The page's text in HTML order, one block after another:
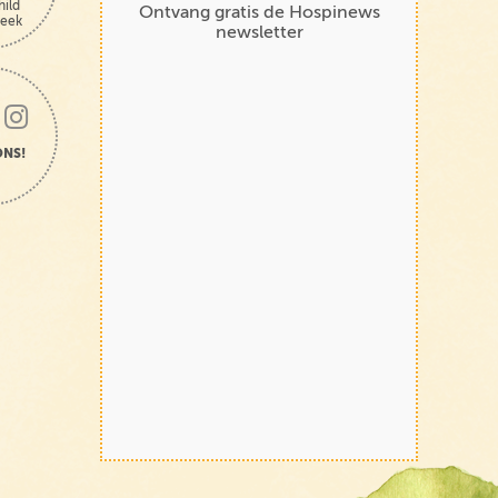
Ontvang gratis de Hospinews
newsletter